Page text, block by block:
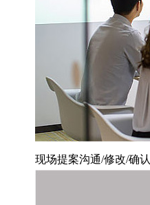
现场提案沟通/修改/确认